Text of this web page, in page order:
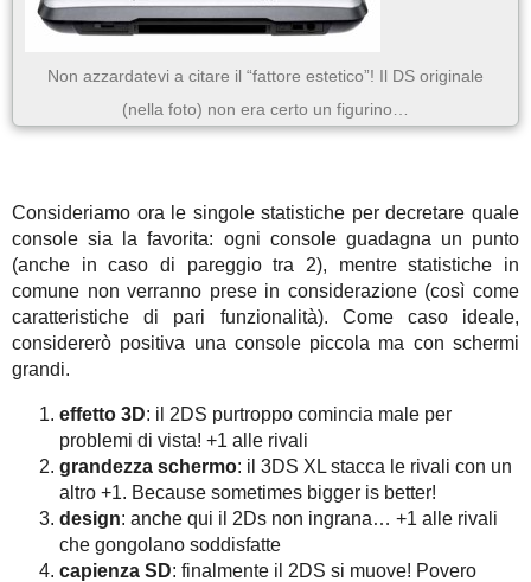
Non azzardatevi a citare il “fattore estetico”! Il DS originale
(nella foto) non era certo un figurino…
Consideriamo ora le singole statistiche per decretare quale
console sia la favorita: ogni console guadagna un punto
(anche in caso di pareggio tra 2), mentre statistiche in
comune non verranno prese in considerazione (così come
caratteristiche di pari funzionalità). Come caso ideale,
considererò positiva una console piccola ma con schermi
grandi.
effetto 3D: il 2DS purtroppo comincia male per
problemi di vista! +1 alle rivali
grandezza schermo: il 3DS XL stacca le rivali con un
altro +1. Because sometimes bigger is better!
design: anche qui il 2Ds non ingrana… +1 alle rivali
che gongolano soddisfatte
capienza SD: finalmente il 2DS si muove! Povero